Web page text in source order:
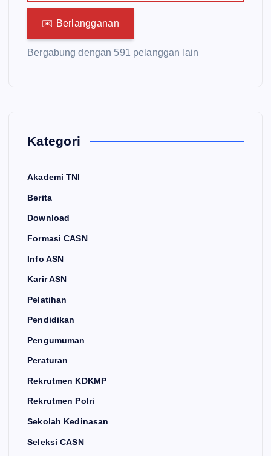
✉️ Berlangganan
Bergabung dengan 591 pelanggan lain
Kategori
Akademi TNI
Berita
Download
Formasi CASN
Info ASN
Karir ASN
Pelatihan
Pendidikan
Pengumuman
Peraturan
Rekrutmen KDKMP
Rekrutmen Polri
Sekolah Kedinasan
Seleksi CASN